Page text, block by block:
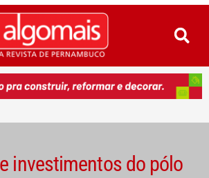
investimentos do pólo